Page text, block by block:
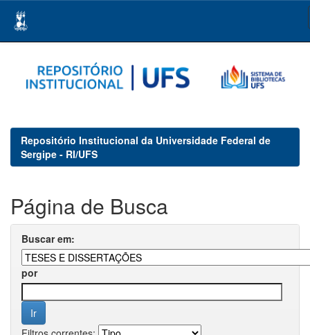
navigation
Repositório Institucional da Universidade Federal de
Sergipe - RI/UFS
Página de Busca
Buscar em:
por